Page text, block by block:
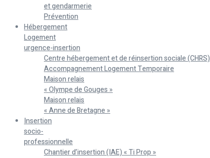
et gendarmerie
Prévention
Hébergement
Logement
urgence-insertion
Centre hébergement et de réinsertion sociale (CHRS)
Accompagnement Logement Temporaire
Maison relais
« Olympe de Gouges »
Maison relais
« Anne de Bretagne »
Insertion
socio-
professionnelle
Chantier d’insertion (IAE) « Ti Prop »